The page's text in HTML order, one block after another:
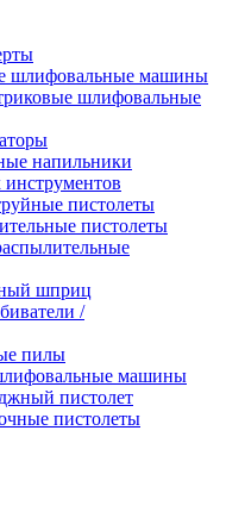
шлифовальные машины
шлифовальные
напильники
пистолеты
пистолеты
шприц
/
пилы
машины
пистолет
пистолеты